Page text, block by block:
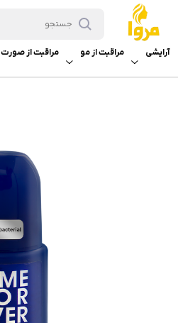
آرایشی مراقبت از مو مراقبت از صورت